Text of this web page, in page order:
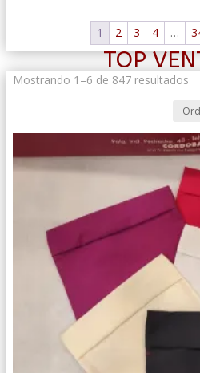
1 2 3 4 …
TOP
Mostrando 1–6 de 847 resultados